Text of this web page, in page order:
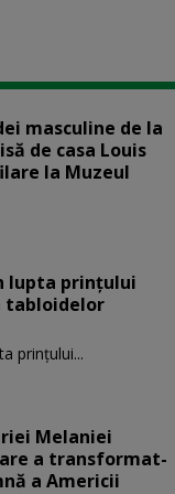
masculine de la
de casa Louis
la Muzeul
lupta prinţului
tabloidelor
prinţului...
Melaniei
a transformat-
a Americii